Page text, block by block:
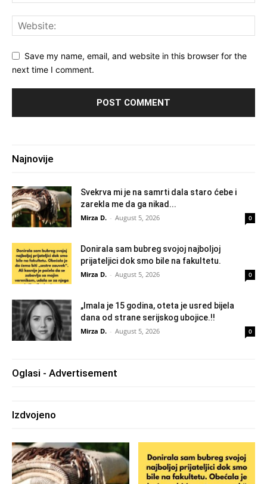
Save my name, email, and website in this browser for the
next time I comment.
Najnovije
Svekrva mi je na samrti dala staro ćebe i
zarekla me da ga nikad...
Mirza D. - August 5, 2026 0
Donirala sam bubreg svojoj najboljoj
prijateljici dok smo bile na fakultetu.
Mirza D. - August 5, 2026 0
„Imala je 15 godina, oteta je usred bijela
dana od strane serijskog ubojice.!!
Mirza D. - August 5, 2026 0
Oglasi - Advertisement
Izdvojeno